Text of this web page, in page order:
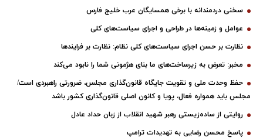
با برخی همسایگان عرب خلیج فارس
در طراحی و اجرای سیاست‌های کلی
اجرای سیاست‌های کلی نظام: نظارت بر فرایندها
به زیرساخت‌های ما بنای هژمونی شما را نابود می‌کند
و تقویت جایگاه قانون‌گذاری مجلس، ضرورتی راهبردی است/
فعال، پویا و کانون اصلی قانون‌گذاری کشور باشد
رهبر شهید انقلاب از زبان حداد عادل
رضایی به تهدیدات ترامپ